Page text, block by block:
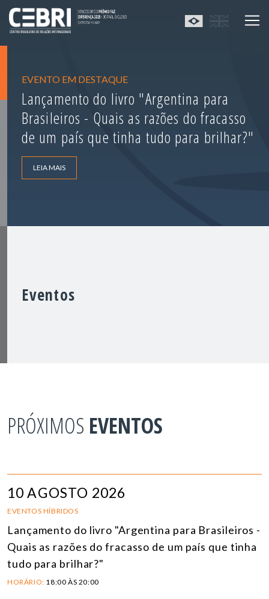
EVENTO EM DESTAQUE
Lançamento do livro "Argentina para
Brasileiros - Quais as razões do fracasso
de um país que tinha tudo para brilhar?"
LEIA MAIS
Eventos
PRÓXIMOS EVENTOS
10 AGOSTO 2026
EVENTOS HÍBRIDOS
Lançamento do livro "Argentina para Brasileiros -
Quais as razões do fracasso de um país que tinha
tudo para brilhar?"
HORÁRIO: 18:00 ÀS 20:00